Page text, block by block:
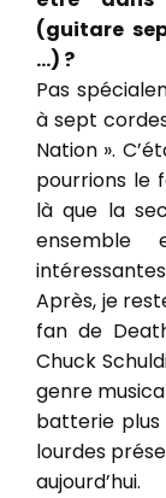
(guitare
…) ?
Pas
à sept
Nation ».
pourrions le
là que la
Après, je
fan de
Chuck
genre
batterie plus
lourdes
aujourd’hui.